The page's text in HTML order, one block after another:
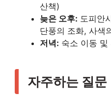
산책)
늦은 오후: 도피안
단풍의 조화, 사색
저녁: 숙소 이동 및
자주하는 질문